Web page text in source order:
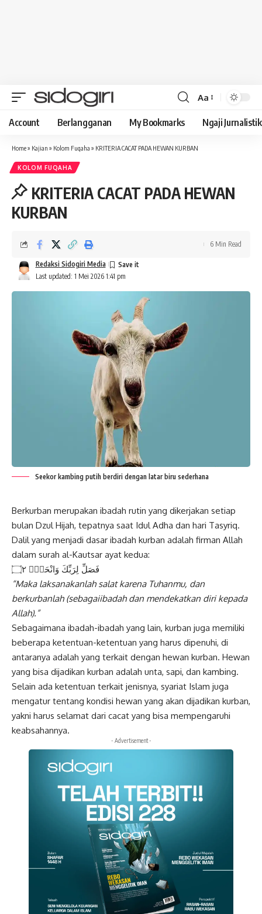
Font
Resizer
Aa
Account Berlangganan My Bookmarks Ngaji Jurnalistik
Home» Kajian » Kolom Fuqaha » KRITERIA CACAT PADA HEWAN KURBAN
KOLOM FUQAHA
KRITERIA CACAT PADA HEWAN
KURBAN
Last updated: 1 Mei 2026 1:41 pm
Redaksi Sidogiri Media
6 Min Read
Seekor kambing putih berdiri dengan latar biru sederhana
Berkurban merupakan ibadah rutin yang dikerjakan setiap
bulan Dzul Hijah, tepatnya saat Idul Adha dan hari Tasyriq.
Dalil yang menjadi dasar ibadah kurban adalah firman Allah
dalam surah al-Kautsar ayat kedua:
فَصَلِّ لِرَبِّكَ وَانْحَرْۗ ۝٢
“Maka laksanakanlah salat karena Tuhanmu, dan
berkurbanlah (sebagaiibadah dan mendekatkan diri kepada
Allah).”
Sebagaimana ibadah-ibadah yang lain, kurban juga memiliki
beberapa ketentuan-ketentuan yang harus dipenuhi, di
antaranya adalah yang terkait dengan hewan kurban. Hewan
yang bisa dijadikan kurban adalah unta, sapi, dan kambing.
Selain ada ketentuan terkait jenisnya, syariat Islam juga
mengatur tentang kondisi hewan yang akan dijadikan kurban,
yakni harus selamat dari cacat yang bisa mempengaruhi
keabsahannya.
- Advertisement -